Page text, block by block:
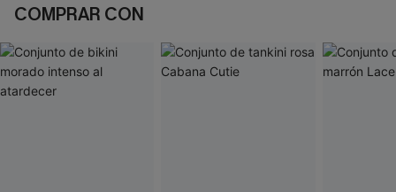
COMPRAR CON